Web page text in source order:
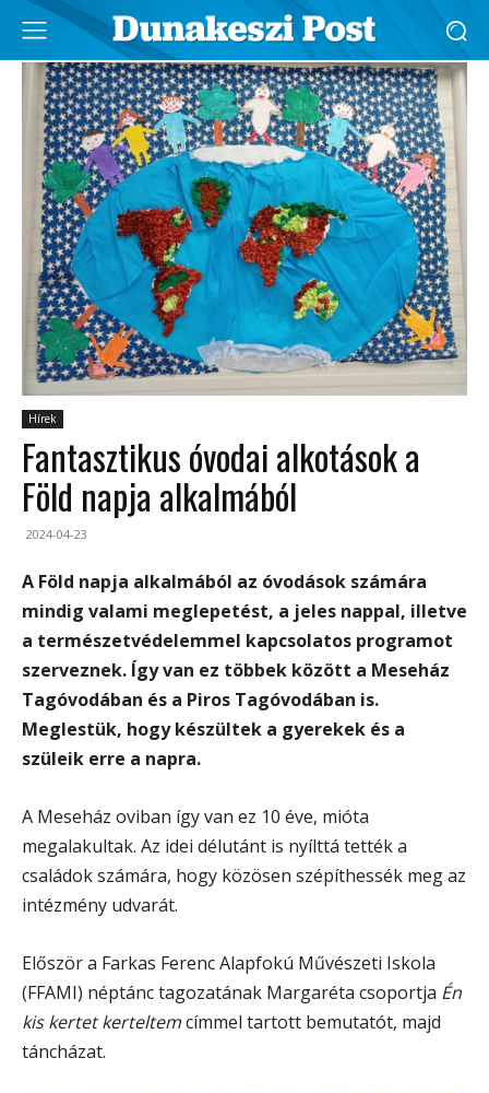
Hírek
Fantasztikus óvodai alkotások a
Föld napja alkalmából
2024-04-23
A Föld napja alkalmából az óvodások számára
mindig valami meglepetést, a jeles nappal, illetve
a természetvédelemmel kapcsolatos programot
szerveznek. Így van ez többek között a Meseház
Tagóvodában és a Piros Tagóvodában is.
Meglestük, hogy készültek a gyerekek és a
szüleik erre a napra.
A Meseház oviban így van ez 10 éve, mióta
megalakultak. Az idei délutánt is nyílttá tették a
családok számára, hogy közösen szépíthessék meg az
intézmény udvarát.
Először a Farkas Ferenc Alapfokú Művészeti Iskola
(FFAMI) néptánc tagozatának Margaréta csoportja Én
kis kertet kerteltemcímmel tartott bemutatót, majd
táncházat.